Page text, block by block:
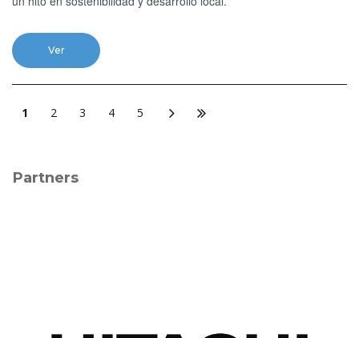
Ver
1 2 3 4 5
Partners